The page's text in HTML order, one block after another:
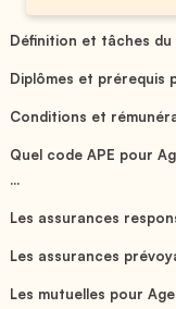
Définition et tâches du
Diplômes et prérequis
Conditions et
Quel code APE pour
...
Les assurances
Les assurances
Les mutuelles pour